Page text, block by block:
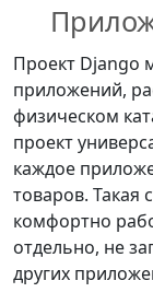
Проект Django
приложений,
физическом
проект
каждое
товаров. Такая
комфортно
отдельно, не
других